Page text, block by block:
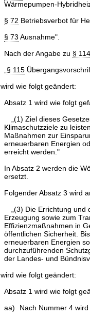
Wärmepumpen-
§ 72 Betriebsverbot für
§ 73 Ausnahme".
Nach der Angabe zu § 114
§ 115
wird wie folgt geändert:
Absatz 1 wird wie folgt
„(1) Ziel dieses
Klimaschutzziele zu
Maßnahmen zur
erneuerbaren Energien
erreicht werden."
In Absatz 2 werden die
ersetzt.
Folgender Absatz 3 wird
„(3) Die Errichtung
Erzeugung sowie zum
Effizienzmaßnahmen in
öffentlichen Sicherheit.
erneuerbaren Energien
durchzuführenden
der Landes- und
wird wie folgt geändert:
Absatz 1 wird wie folgt
aa)
Nach Nummer 4